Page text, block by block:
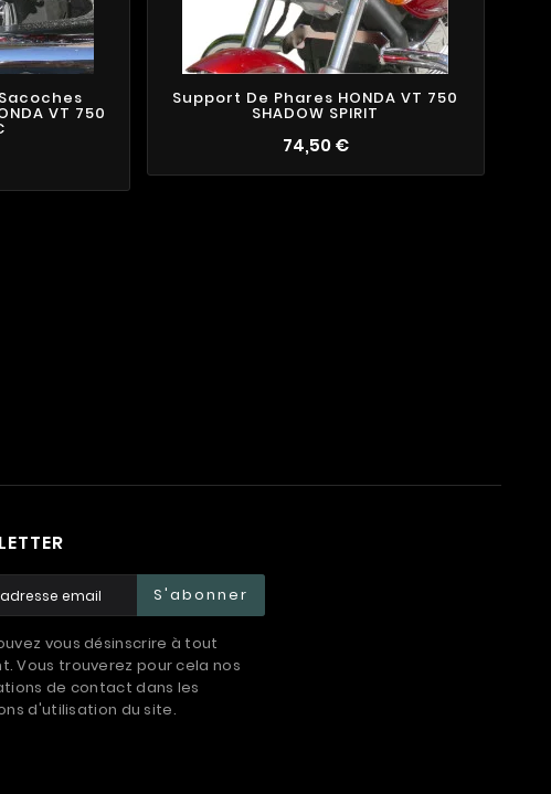
VT 750
Support De Phares HONDA VT 750
SHADOW SPIRIT
74,50 €
S'abonner
vous désinscrire à tout
Vous trouverez pour cela nos
de contact dans les
d'utilisation du site.